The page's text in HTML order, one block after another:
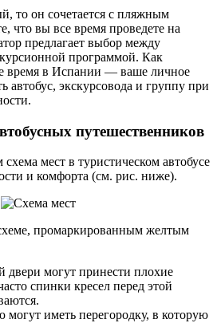
то он сочетается с пляжным
что вы все время проведете на
предлагает выбор между
программой. Как
время в Испании — ваше личное
автобус, экскурсовода и группу при
путешественников
схема мест в туристическом автобусе
и комфорта (см. рис. ниже).
промаркированным желтым
двери могут принести плохие
спинки кресел перед этой
могут иметь перегородку, в которую